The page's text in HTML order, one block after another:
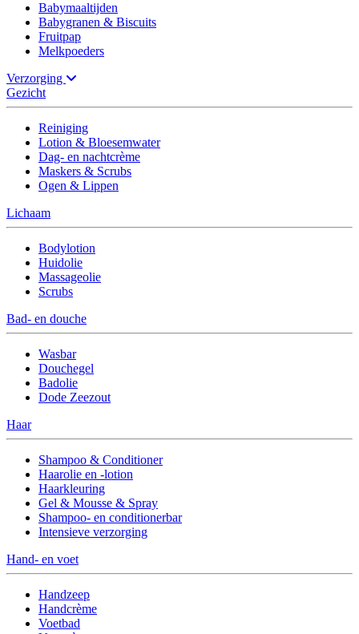
Babymaaltijden
Babygranen & Biscuits
Fruitpap
Melkpoeders
Verzorging
Gezicht
Reiniging
Lotion & Bloesemwater
Dag- en nachtcrème
Maskers & Scrubs
Ogen & Lippen
Lichaam
Bodylotion
Huidolie
Massageolie
Scrubs
Bad- en douche
Wasbar
Douchegel
Badolie
Dode Zeezout
Haar
Shampoo & Conditioner
Haarolie en -lotion
Haarkleuring
Gel & Mousse & Spray
Shampoo- en conditionerbar
Intensieve verzorging
Hand- en voet
Handzeep
Handcrème
Voetbad